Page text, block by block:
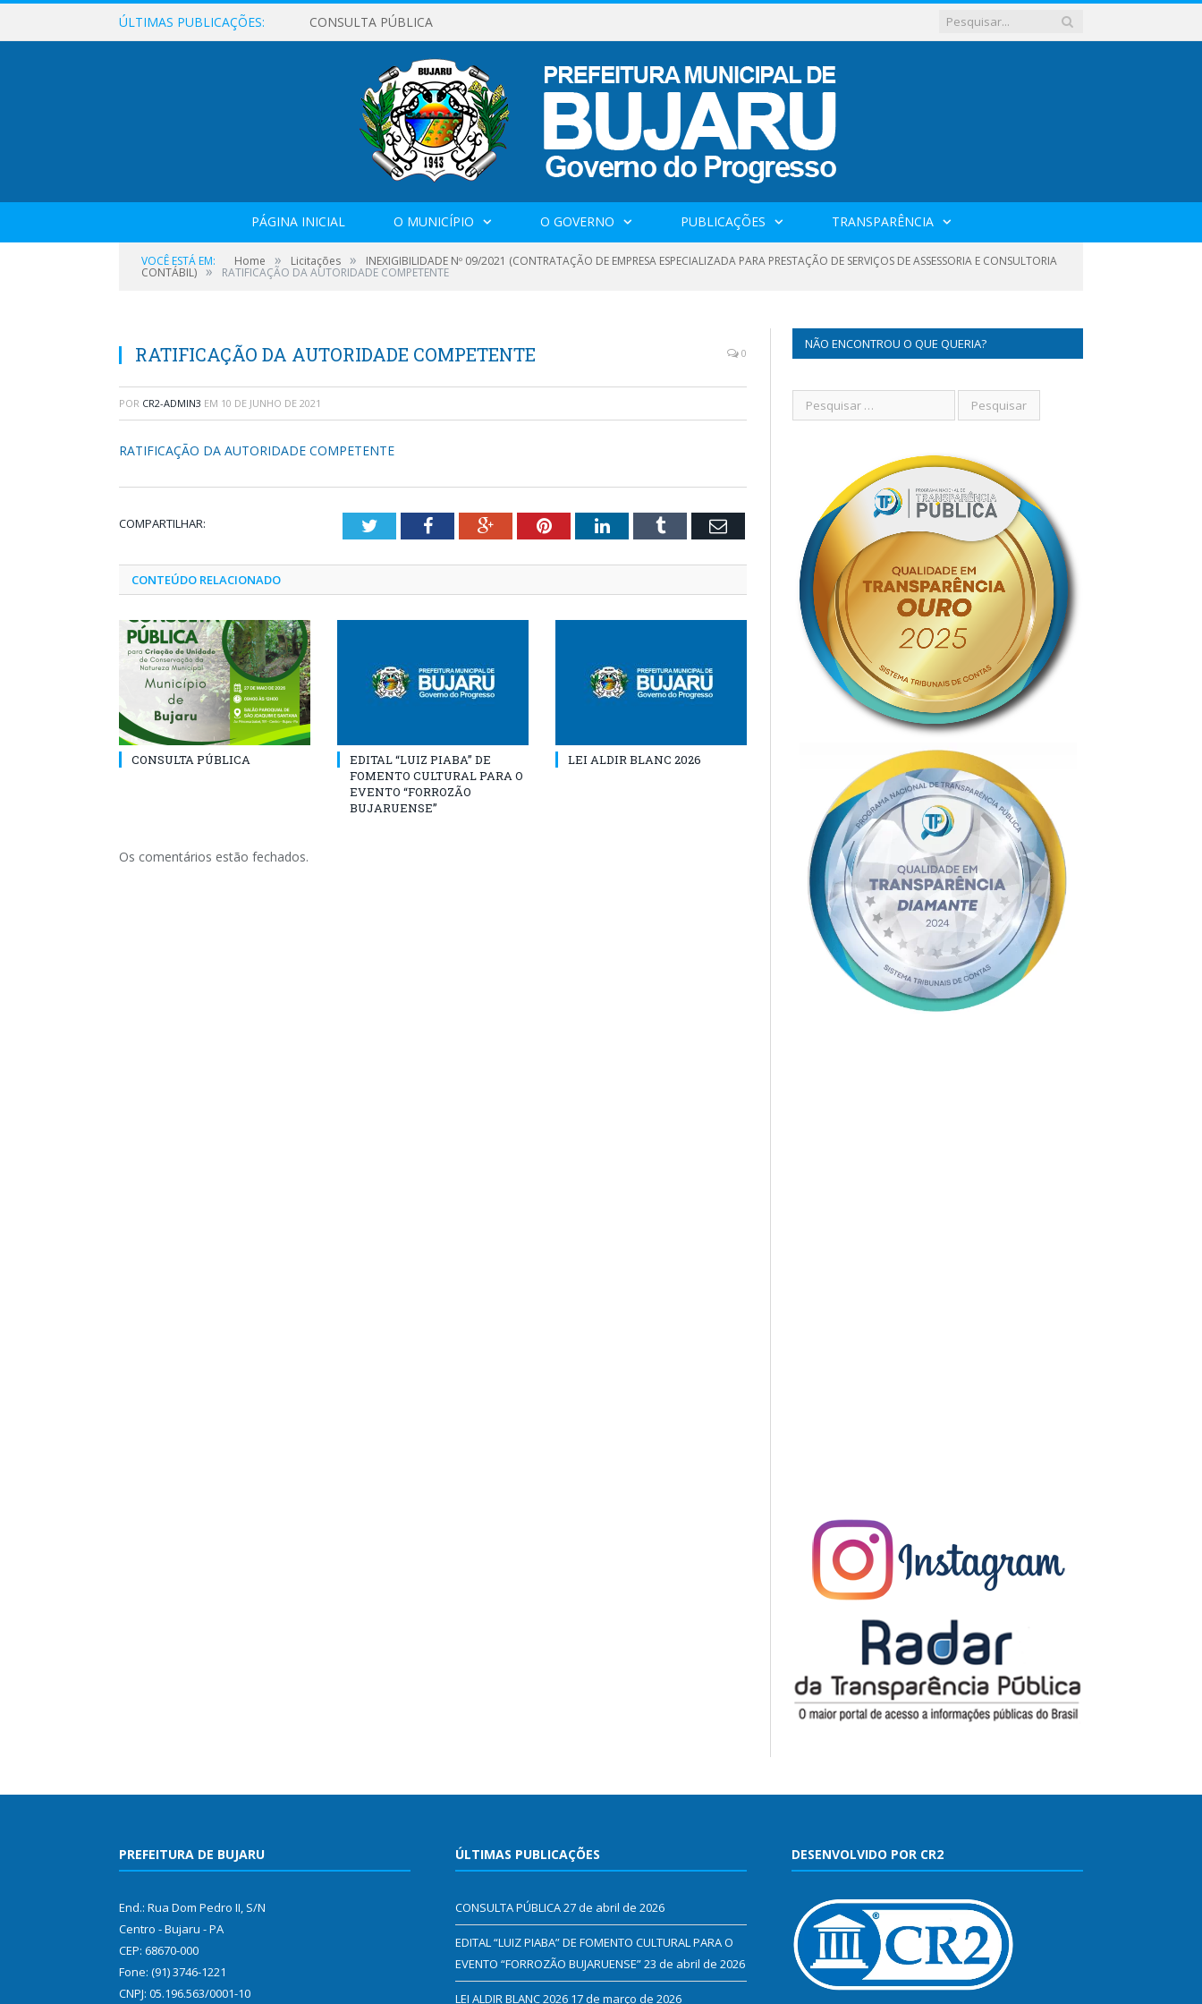
ÚLTIMAS PUBLICAÇÕES: CONSULTA PÚBLICA
PÁGINA INICIAL O MUNICÍPIO O GOVERNO PUBLICAÇÕES TRANSPARÊNCIA
VOCÊ ESTÁ EM: Home » Licitações » INEXIGIBILIDADE Nº 09/2021 (CONTRATAÇÃO DE EMPRESA ESPECIALIZADA PARA PRESTAÇÃO DE SERVIÇOS DE ASSESSORIA E CONSULTORIA
CONTÁBIL) » RATIFICAÇÃO DA AUTORIDADE COMPETENTE
RATIFICAÇÃO DA AUTORIDADE COMPETENTE 0
POR CR2-ADMIN3 EM 10 DE JUNHO DE 2021
RATIFICAÇÃO DA AUTORIDADE COMPETENTE
COMPARTILHAR: TwitterFacebookGoogle+PinterestLinkedInTumblr Email
CONTEÚDO RELACIONADO
CONSULTA PÚBLICA
EDITAL “LUIZ PIABA” DE
FOMENTO CULTURAL PARA O
EVENTO “FORROZÃO
BUJARUENSE”
LEI ALDIR BLANC 2026
Os comentários estão fechados.
NÃO ENCONTROU O QUE QUERIA?
PREFEITURA DE BUJARU
End.: Rua Dom Pedro II, S/N
Centro - Bujaru - PA
CEP: 68670-000
Fone: (91) 3746-1221
CNPJ: 05.196.563/0001-10
ÚLTIMAS PUBLICAÇÕES
CONSULTA PÚBLICA27 de abril de 2026
EDITAL “LUIZ PIABA” DE FOMENTO CULTURAL PARA O
EVENTO “FORROZÃO BUJARUENSE”23 de abril de 2026
LEI ALDIR BLANC 2026 17 de março de 2026
DESENVOLVIDO POR CR2